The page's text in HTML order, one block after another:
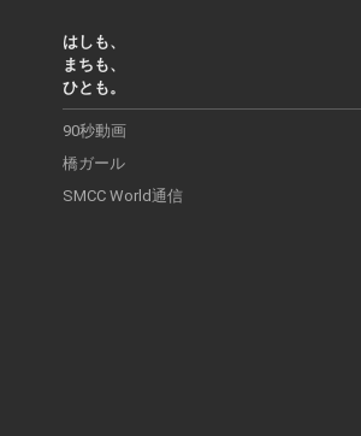
はしも、
まちも、
ひとも。
90秒動画
橋ガール
SMCC World通信